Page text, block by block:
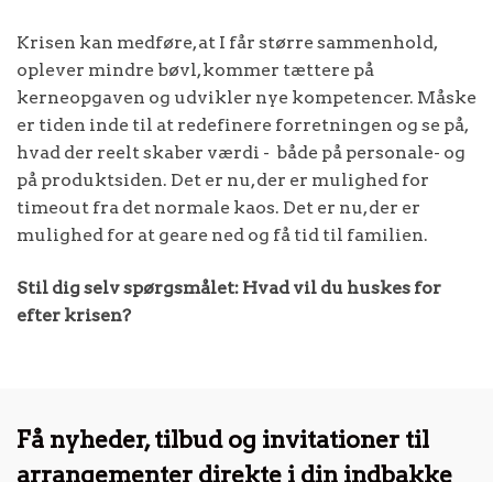
Krisen kan medføre, at I får større sammenhold,
oplever mindre bøvl, kommer tættere på
kerneopgaven og udvikler nye kompetencer. Måske
er tiden inde til at redefinere forretningen og se på,
hvad der reelt skaber værdi - både på personale- og
på produktsiden. Det er nu, der er mulighed for
timeout fra det normale kaos. Det er nu, der er
mulighed for at geare ned og få tid til familien.
Stil dig selv spørgsmålet: Hvad vil du huskes for
efter krisen?
Få nyheder, tilbud og invitationer til
arrangementer direkte i din indbakke